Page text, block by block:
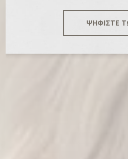
ΨΗΦΙΣΤΕ